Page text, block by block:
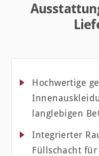
Hochwertige
langlebigen
Integrierter
Füllschacht